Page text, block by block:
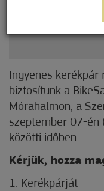
Ingyenes kerékpár
biztosítunk a
Mórahalmon, a
szeptember 07-én
közötti időben.
Kérjük, hozza
1. Kerékpárját